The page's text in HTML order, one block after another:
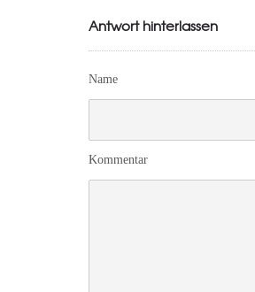
Antwort hinterlassen
Name
Kommentar